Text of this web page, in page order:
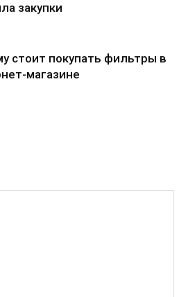
закупки
стоит покупать фильтры в
магазине